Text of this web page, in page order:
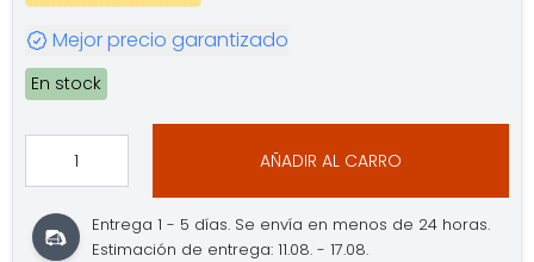
Mejor precio garantizado
En stock
AÑADIR AL CARRO
Entrega 1 - 5 días. Se envía en menos de 24 horas.
Estimación de entrega: 11.08. - 17.08.